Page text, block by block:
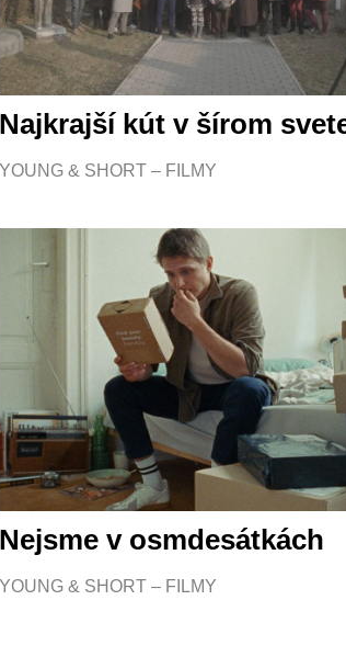
Najkrajší kút v šírom
YOUNG & SHORT – FILMY
Nejsme v osmdesátkách
YOUNG & SHORT – FILMY